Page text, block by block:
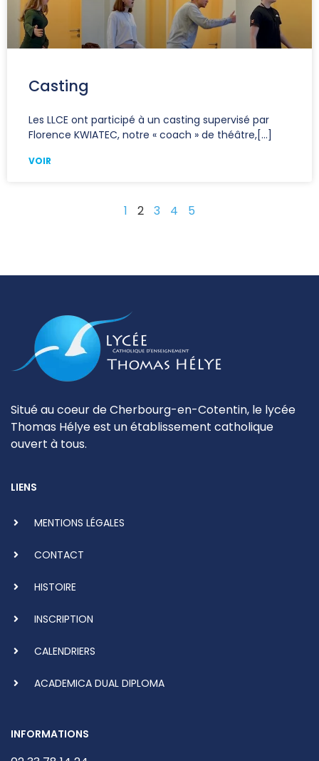
Casting
Les LLCE ont participé à un casting supervisé par
Florence KWIATEC, notre « coach » de théâtre,
VOIR
1 2 3 4 5
Situé au coeur de Cherbourg-en-Cotentin, le lycée
Thomas Hélye est un établissement catholique
ouvert à tous.
LIENS
MENTIONS LÉGALES
CONTACT
HISTOIRE
INSCRIPTION
CALENDRIERS
ACADEMICA DUAL DIPLOMA
INFORMATIONS